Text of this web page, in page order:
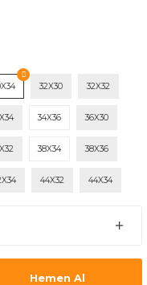
32X30 32X32
34X36 36X30
38X34 38X36
44X32 44X34
Hemen Al